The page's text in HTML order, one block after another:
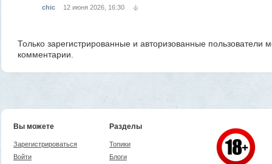
chic 12 июня 2026, 16:30
Только зарегистрированные и авторизованные пользователи
комментарии.
Вы можете
Зарегистрироваться
Войти
Разделы
Топики
Блоги